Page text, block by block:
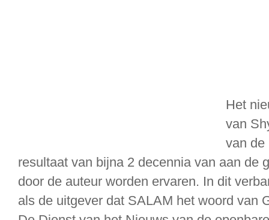
Het
van
van de
resultaat van bijna 2 decennia van aan de
door de auteur worden ervaren. In dit
als de uitgever dat SALAM het woord van